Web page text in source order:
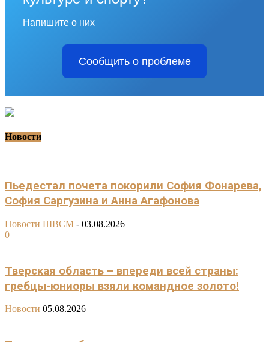
Напишите о них
Сообщить о проблеме
Новости
Пьедестал почета покорили София Фонарева,
София Саргузина и Анна Агафонова
Новости ШВСМ - 03.08.2026
0
Тверская область – впереди всей страны:
гребцы-юниоры взяли командное золото!
Новости 05.08.2026